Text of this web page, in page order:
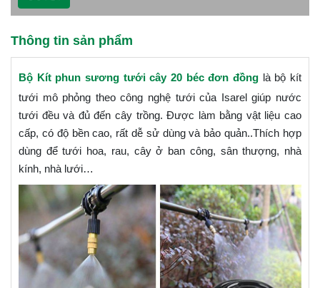
Thông tin sản phẩm
Bộ Kít phun sương tưới cây 20 béc đơn đồng là bộ kít
tưới mô phỏng theo công nghệ tưới của Isarel giúp nước
tưới đều và đủ đến cây trồng. Được làm bằng vật liệu cao
cấp, có độ bền cao, rất dễ sử dùng và bảo quản..Thích hợp
dùng để tưới hoa, rau, cây ở ban công, sân thượng, nhà
kính, nhà lưới…